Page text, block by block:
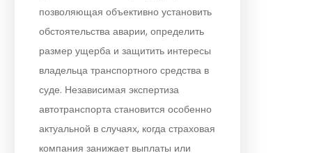
позволяющая объективно установить
обстоятельства аварии, определить
размер ущерба и защитить интересы
владельца транспортного средства в
суде. Независимая экспертиза
автотранспорта становится особенно
актуальной в случаях, когда страховая
компания занижает выплаты или